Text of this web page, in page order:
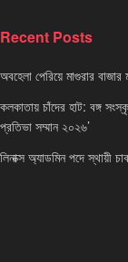
Recent Posts
অবহেলা পেরিয়ে মাগুরার বাজার
কলকাতায় চাঁদের হাট: বঙ্গ
প্রতিভা সম্মান ২০২৬’
লিনাক্স অ্যাডমিন পদে